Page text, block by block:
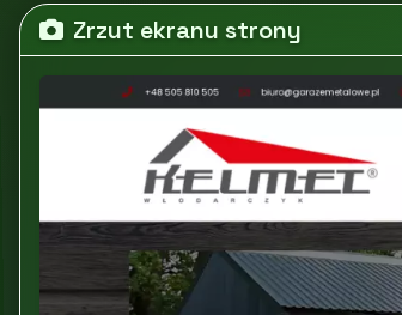
Zrzut ekranu strony